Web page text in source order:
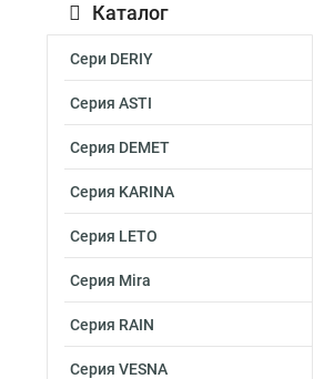
Каталог
Сери DERIY
Серия ASTI
Серия DEMET
Серия KARINA
Серия LETO
Серия Mira
Серия RAIN
Серия VESNA